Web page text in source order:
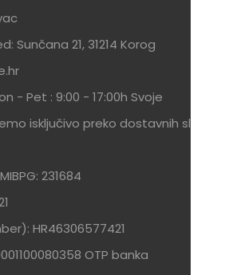
Sunčana 21, 31214 Korog
- Pet : 9:00 - 17:00h Svoje
isključivo preko dostavnih službi
231684
HR46306577421
OTP banka